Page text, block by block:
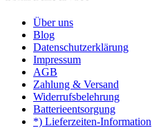
Über uns
Blog
Datenschutzerklärung
Impressum
AGB
Zahlung & Versand
Widerrufsbelehrung
Batterieentsorgung
*) Lieferzeiten-Information